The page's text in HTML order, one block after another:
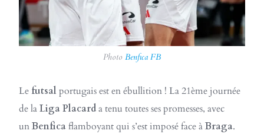
Photo Benfica FB
Le futsal portugais est en ébullition ! La 21ème journée
de laLiga Placarda tenu toutes ses promesses, avec
unBenficaflamboyant qui s’est imposé face àBraga.